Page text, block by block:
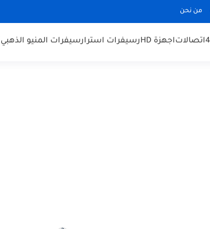
من نحن
اتصالاتاجهزة HD رسيفرات استرارسيفرات المنيو الذهبي